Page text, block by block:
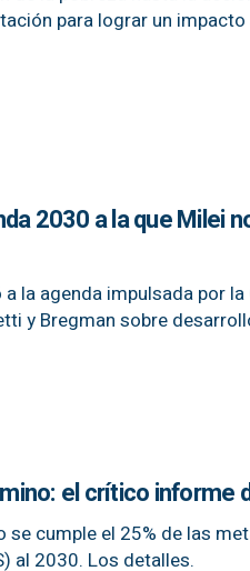
para lograr un
2030 a la que Milei
la agenda impulsada por la
y Bregman sobre
el crítico informe
cumple el 25% de las
al 2030. Los detalles.